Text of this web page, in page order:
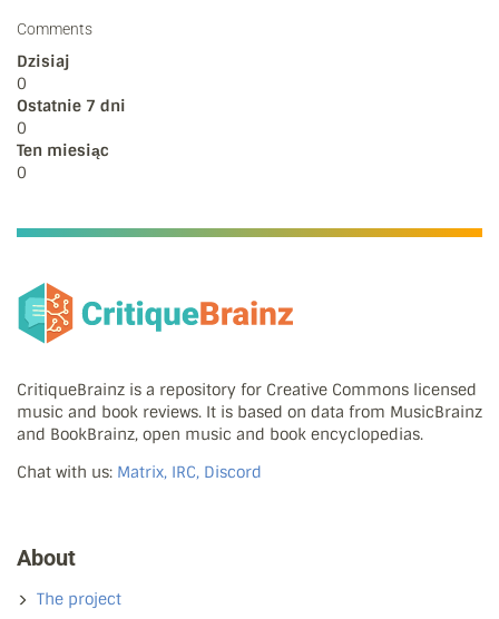
Comments
Dzisiaj
0
Ostatnie 7 dni
0
Ten miesiąc
0
CritiqueBrainz is a repository for Creative Commons licensed
music and book reviews. It is based on data from MusicBrainz
and BookBrainz, open music and book encyclopedias.
Chat with us: Matrix, IRC, Discord
About
The project